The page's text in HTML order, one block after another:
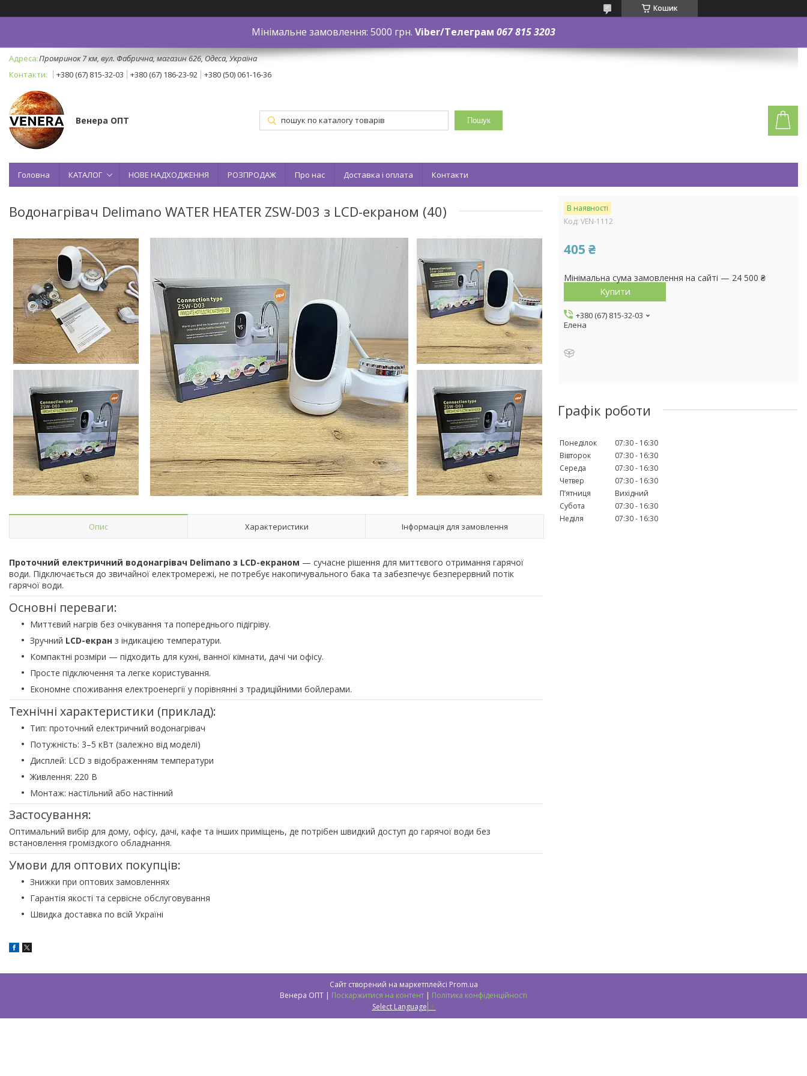
Кошик
Мінімальне замовлення: 5000 грн. Viber/Телеграм 067 815 3203
Промринок 7 км, вул. Фабрична, магазин 626, Одеса, Україна
+380 (67) 815-32-03
+380 (67) 186-23-92 +380 (50) 061-16-36
Венера ОПТ Пошук
Головна КАТАЛОГ НОВЕ НАДХОДЖЕННЯ РОЗПРОДАЖ Про нас Доставка і оплата Контакти
Водонагрівач Delimano WATER HEATER ZSW-D03 з LCD-екраном (40)
Опис Характеристики Інформація для замовлення
Проточний електричний водонагрівач Delimano з LCD-екраном — сучасне рішення для миттєвого отримання гарячої
води. Підключається до звичайної електромережі, не потребує накопичувального бака та забезпечує безперервний потік
гарячої води.
Основні переваги:
Миттєвий нагрів без очікування та попереднього підігріву.
Зручний LCD-екран з індикацією температури.
Компактні розміри — підходить для кухні, ванної кімнати, дачі чи офісу.
Просте підключення та легке користування.
Економне споживання електроенергії у порівнянні з традиційними бойлерами.
Технічні характеристики (приклад):
Тип: проточний електричний водонагрівач
Потужність: 3–5 кВт (залежно від моделі)
Дисплей: LCD з відображенням температури
Живлення: 220 В
Монтаж: настільний або настінний
Застосування:
Оптимальний вибір для дому, офісу, дачі, кафе та інших приміщень, де потрібен швидкий доступ до гарячої води без
встановлення громіздкого обладнання.
Умови для оптових покупців:
Знижки при оптових замовленнях
Гарантія якості та сервісне обслуговування
Швидка доставка по всій Україні
В наявності
Код: VEN-1112
405 ₴
Мінімальна сума замовлення на сайті — 24 500 ₴
Купити
+380 (67) 815-32-03
Елена
Графік роботи
Понеділок 07:30
16:30
Вівторок
07:30
16:30
Середа
07:30
16:30
Четвер
07:30
16:30
Пʼятниця
Вихідний
Субота
07:30
16:30
Неділя
07:30 16:30
Сайт створений на маркетплейсі Prom.ua
Венера ОПТ | Поскаржитися на контент | Політика конфіденційності
Select Language ▼